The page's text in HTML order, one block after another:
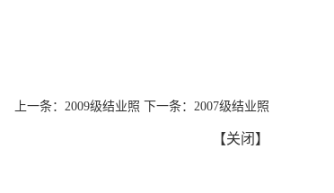
上一条： 2009级结业照 下一条： 2007级结业照
【关闭 】